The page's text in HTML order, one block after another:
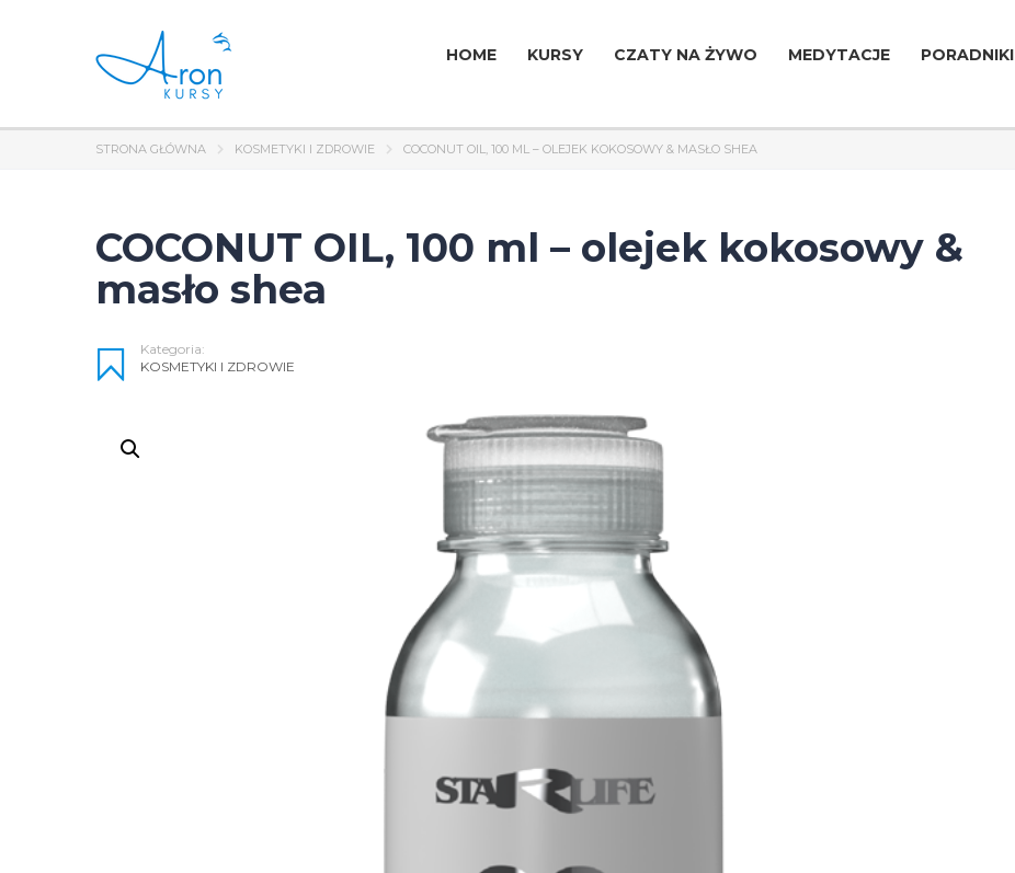
HOME KURSY CZATY NA ŻYWO MEDYTACJE PORADNIKI
STRONA GŁÓWNA KOSMETYKI I ZDROWIE COCONUT OIL, 100 ML – OLEJEK KOKOSOWY & MASŁO SHEA
COCONUT OIL, 100 ml – olejek kokosowy &
masło shea
Kategoria:
KOSMETYKI I ZDROWIE